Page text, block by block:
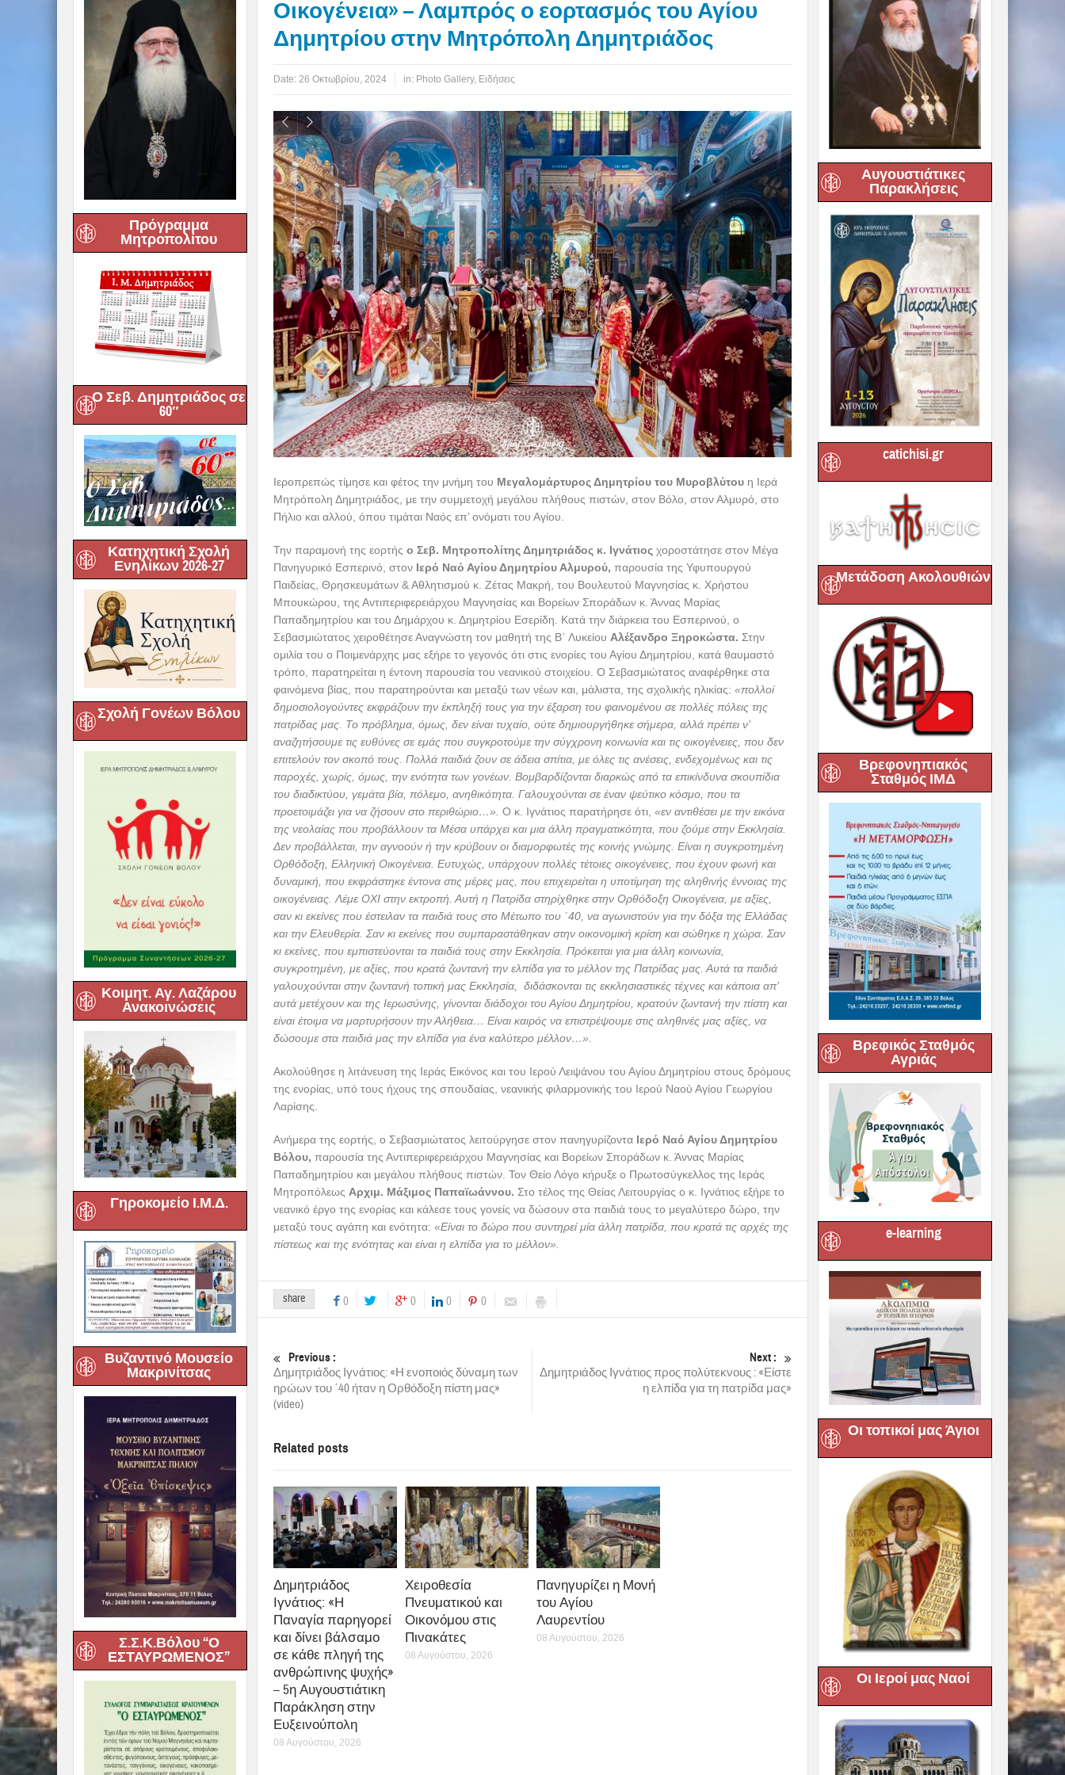
Πρόγραμμα
Μητροπολίτου
Ο Σεβ. Δημητριάδος σε
60″
Κατηχητική Σχολή
Ενηλίκων 2026-27
Σχολή Γονέων Βόλου
Κοιμητ. Αγ. Λαζάρου
Ανακοινώσεις
Γηροκομείο Ι.Μ.Δ.
Βυζαντινό Μουσείο
Μακρινίτσας
Σ.Σ.Κ.Βόλου “Ο
ΕΣΤΑΥΡΩΜΕΝΟΣ”
Οικογένεια» – Λαμπρός ο εορτασμός του Αγίου
Δημητρίου στην Μητρόπολη Δημητριάδος
Date: 26 Οκτωβρίου, 2024 in: Photo Gallery, Ειδήσεις
Ιεροπρεπώς τίμησε και φέτος την μνήμη τουΜεγαλομάρτυρος Δημητρίου του Μυροβλύτου η Ιερά
Μητρόπολη Δημητριάδος, με την συμμετοχή μεγάλου πλήθους πιστών, στον Βόλο, στον Αλμυρό, στο
Πήλιο και αλλού, όπου τιμάται Ναός επ’ ονόματι του Αγίου.
Την παραμονή της εορτής ο Σεβ. Μητροπολίτης Δημητριάδος κ. Ιγνάτιος
χοροστάτησε στον Μέγα
Πανηγυρικό Εσπερινό, στον Ιερό Ναό Αγίου Δημητρίου Αλμυρού,
παρουσία της Υφυπουργού
Παιδείας, Θρησκευμάτων & Αθλητισμού κ. Ζέτας Μακρή, του Βουλευτού Μαγνησίας κ. Χρήστου
Μπουκώρου, της Αντιπεριφερειάρχου Μαγνησίας και Βορείων Σποράδων κ. Άννας Μαρίας
Σεβασμιώτατος χειροθέτησε Αναγνώστη τον μαθητή της Β΄ ΛυκείουΑλέξανδρο Ξηροκώστα.Στην
ομιλία του ο Ποιμενάρχης μας εξήρε το γεγονός ότι στις ενορίες του Αγίου Δημητρίου, κατά θαυμαστό
τρόπο, παρατηρείται η έντονη παρουσία του νεανικού στοιχείου. Ο Σεβασμιώτατος αναφέρθηκε στα
δημοσιολογούντες εκφράζουν την έκπληξή τους για την έξαρση του φαινομένου σε πολλές πόλεις της
πατρίδας μας. Το πρόβλημα, όμως, δεν είναι τυχαίο, ούτε δημιουργήθηκε σήμερα, αλλά πρέπει ν’
αναζητήσουμε τις ευθύνες σε εμάς που συγκροτούμε την σύγχρονη κοινωνία και τις οικογένειες, που δεν
επιτελούν τον σκοπό τους. Πολλά παιδιά ζουν σε άδεια σπίτια, με όλες τις ανέσεις, ενδεχομένως και τις
παροχές, χωρίς, όμως, την ενότητα των γονέων. Βομβαρδίζονται διαρκώς από τα επικίνδυνα σκουπίδια
του διαδικτύου, γεμάτα βία, πόλεμο, ανηθικότητα. Γαλουχούνται σε έναν ψεύτικο κόσμο, που τα
προετοιμάζει για να ζήσουν στο περιθώριο…».Ο κ. Ιγνάτιος παρατήρησε ότι,
Ορθόδοξη, Ελληνική Οικογένεια. Ευτυχώς, υπάρχουν πολλές τέτοιες οικογένειες, που έχουν φωνή και
δυναμική, που εκφράστηκε έντονα στις μέρες μας, που επιχειρείται η υποτίμηση της αληθινής έννοιας της
και την Ελευθερία. Σαν κι εκείνες που συμπαραστάθηκαν στην οικονομική κρίση και σώθηκε η χώρα. Σαν
κι εκείνες, που εμπιστεύονται τα παιδιά τους στην Εκκλησία. Πρόκειται για μια άλλη κοινωνία,
συγκροτημένη, με αξίες, που κρατά ζωντανή την ελπίδα για το μέλλον της Πατρίδας μας. Αυτά τα παιδιά
είναι έτοιμα να μαρτυρήσουν την Αλήθεια… Είναι καιρός να επιστρέψουμε στις αληθινές μας αξίες, να
Ακολούθησε η λιτάνευση της Ιεράς Εικόνος και του Ιερού Λειψάνου του Αγίου Δημητρίου στους δρόμους
της ενορίας, υπό τους ήχους της σπουδαίας, νεανικής φιλαρμονικής του Ιερού Ναού Αγίου Γεωργίου
Λαρίσης.
Ανήμερα της εορτής, ο Σεβασμιώτατος λειτούργησε στον πανηγυρίζονταΙερό Ναό Αγίου Δημητρίου
Βόλου,παρουσία της Αντιπεριφερειάρχου Μαγνησίας και Βορείων Σποράδων κ. Άννας Μαρίας
Παπαδημητρίου και μεγάλου πλήθους πιστών. Τον Θείο Λόγο κήρυξε ο Πρωτοσύγκελλος της Ιεράς
ΜητροπόλεωςΑρχιμ. Μάξιμος Παπαϊωάννου.
Στο τέλος της Θείας Λειτουργίας ο κ. Ιγνάτιος εξήρε το
νεανικό έργο της ενορίας και κάλεσε τους γονείς να δώσουν στα παιδιά τους το μεγαλύτερο δώρο, την
μεταξύ τους αγάπη και ενότητα:«Είναι το δώρο που συντηρεί μία άλλη πατρίδα, που κρατά τις αρχές της
πίστεως και της ενότητας και είναι η ελπίδα για το μέλλον».
share 0
Αυγουστιάτικες
Παρακλήσεις
catichisi.gr
Μετάδοση Ακολουθιών
Βρεφονηπιακός
Σταθμός ΙΜΔ
Βρεφικός Σταθμός
Αγριάς
e-learning
Οι τοπικοί μας Άγιοι
Οι Ιεροί μας Ναοί